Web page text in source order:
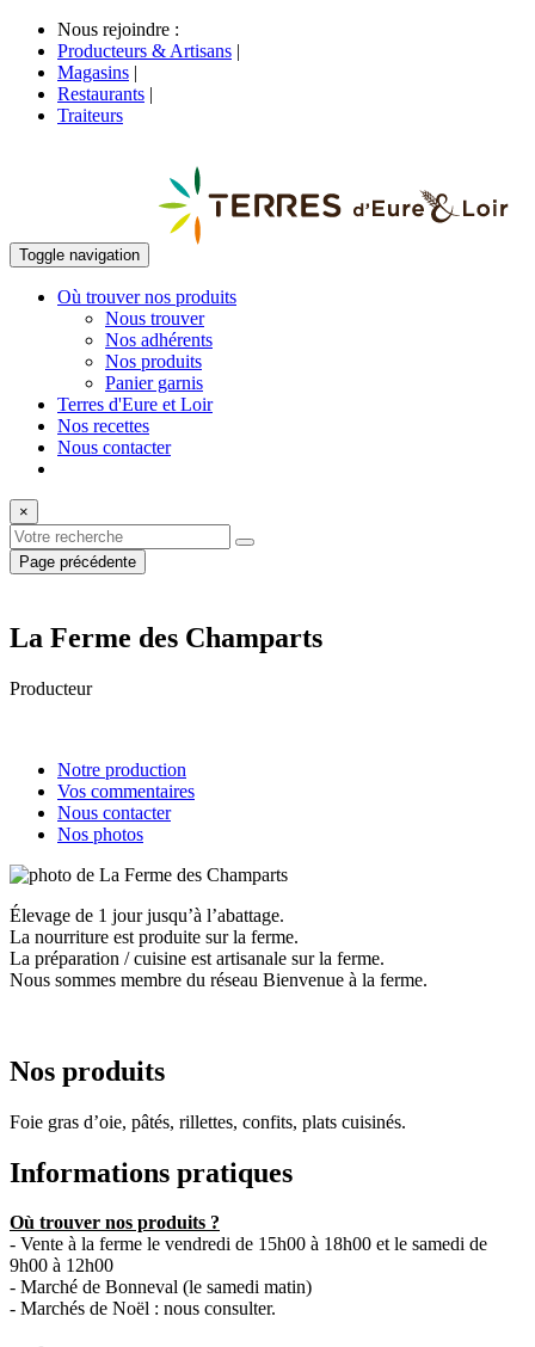
Nous rejoindre :
Producteurs & Artisans |
Magasins |
Restaurants |
Traiteurs
Toggle navigation
Où trouver nos produits
Nous trouver
Nos adhérents
Nos produits
Panier garnis
Terres d'Eure et Loir
Nos recettes
Nous contacter
×
Page précédente
La Ferme des Champarts
Producteur
Notre production
Vos commentaires
Nous contacter
Nos photos
Élevage de 1 jour jusqu’à l’abattage.
La nourriture est produite sur la ferme.
La préparation / cuisine est artisanale sur la ferme.
Nous sommes membre du réseau Bienvenue à la ferme.
Nos produits
Foie gras d’oie, pâtés, rillettes, confits, plats cuisinés.
Informations pratiques
Où trouver nos produits ?
- Vente à la ferme le vendredi de 15h00 à 18h00 et le samedi de
9h00 à 12h00
- Marché de Bonneval (le samedi matin)
- Marchés de Noël : nous consulter.